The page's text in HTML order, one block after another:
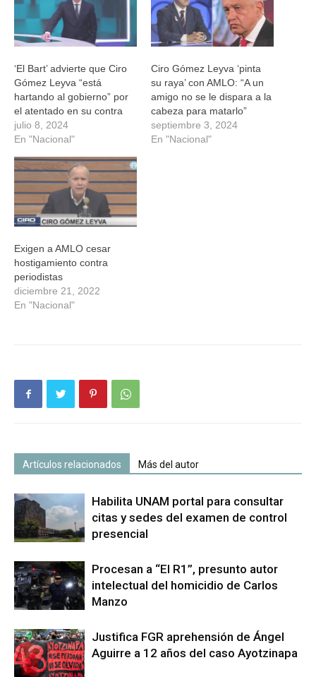
‘El Bart’ advierte que Ciro
Gómez Leyva “está
hartando al gobierno” por
el atentado en su contra
julio 8, 2024
En "Nacional"
Ciro Gómez Leyva ‘pinta
su raya’ con AMLO: “A un
amigo no se le dispara a la
cabeza para matarlo”
septiembre 3, 2024
En "Nacional"
Exigen a AMLO cesar
hostigamiento contra
periodistas
diciembre 21, 2022
En "Nacional"
Artículos relacionados Más del autor
Habilita UNAM portal para consultar
citas y sedes del examen de control
presencial
Procesan a “El R1”, presunto autor
intelectual del homicidio de Carlos
Manzo
Justifica FGR aprehensión de Ángel
Aguirre a 12 años del caso Ayotzinapa